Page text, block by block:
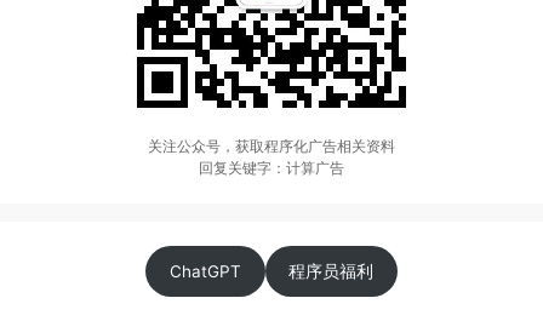
关注公众号，获取程序化广告相关资料
回复关键字：计算广告
ChatGPT 程序员福利